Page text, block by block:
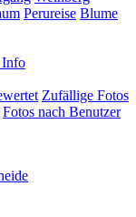
Perureise Blume
Info
Zufällige Fotos
Fotos nach Benutzer